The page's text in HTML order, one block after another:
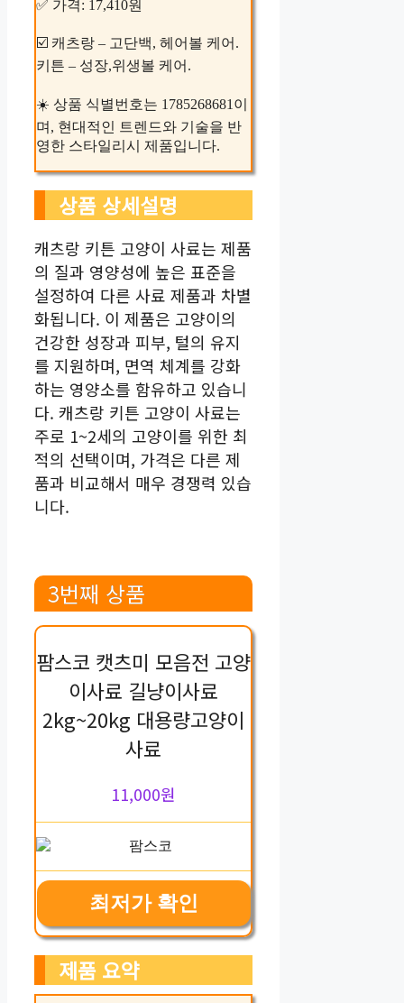
✅ 가격: 17,410원
☑️ 캐츠랑 – 고단백, 헤어볼 케어.
키튼 – 성장,위생볼 케어.
☀️ 상품 식별번호는 1785268681이
며, 현대적인 트렌드와 기술을 반
영한 스타일리시 제품입니다.
상품 상세설명
캐츠랑 키튼 고양이 사료는 제품
의 질과 영양성에 높은 표준을
설정하여 다른 사료 제품과 차별
화됩니다. 이 제품은 고양이의
건강한 성장과 피부, 털의 유지
를 지원하며, 면역 체계를 강화
하는 영양소를 함유하고 있습니
다. 캐츠랑 키튼 고양이 사료는
주로 1~2세의 고양이를 위한 최
적의 선택이며, 가격은 다른 제
품과 비교해서 매우 경쟁력 있습
니다.
3번째 상품
팜스코 캣츠미 모음전 고양
이사료 길냥이사료
2kg~20kg 대용량고양이
사료
11,000원
최저가 확인
제품 요약